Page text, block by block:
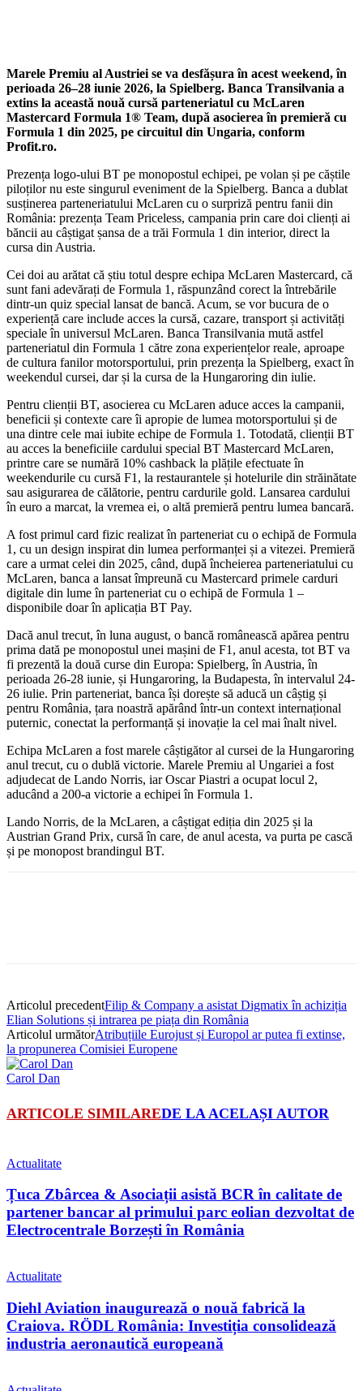
Marele Premiu al Austriei se va desfășura în acest weekend, în
perioada 26–28 iunie 2026, la Spielberg. Banca Transilvania a
extins la această nouă cursă parteneriatul cu McLaren
Mastercard Formula 1® Team, după asocierea în premieră cu
Formula 1 din 2025, pe circuitul din Ungaria, conform
Profit.ro.
Prezența logo-ului BT pe monopostul echipei, pe volan și pe căștile
piloților nu este singurul eveniment de la Spielberg. Banca a dublat
susținerea parteneriatului McLaren cu o surpriză pentru fanii din
România: prezența Team Priceless, campania prin care doi clienți ai
băncii au câștigat șansa de a trăi Formula 1 din interior, direct la
cursa din Austria.
Cei doi au arătat că știu totul despre echipa McLaren Mastercard, că
sunt fani adevărați de Formula 1, răspunzând corect la întrebările
dintr-un quiz special lansat de bancă. Acum, se vor bucura de o
experiență care include acces la cursă, cazare, transport și activități
speciale în universul McLaren. Banca Transilvania mută astfel
parteneriatul din Formula 1 către zona experiențelor reale, aproape
de cultura fanilor motorsportului, prin prezența la Spielberg, exact în
weekendul cursei, dar și la cursa de la Hungaroring din iulie.
Pentru clienții BT, asocierea cu McLaren aduce acces la campanii,
beneficii și contexte care îi apropie de lumea motorsportului și de
una dintre cele mai iubite echipe de Formula 1. Totodată, clienții BT
au acces la beneficiile cardului special BT Mastercard McLaren,
printre care se numără 10% cashback la plățile efectuate în
weekendurile cu cursă F1, la restaurantele și hotelurile din străinătate
sau asigurarea de călătorie, pentru cardurile gold. Lansarea cardului
în euro a marcat, la vremea ei, o altă premieră pentru lumea bancară.
A fost primul card fizic realizat în parteneriat cu o echipă de Formula
1, cu un design inspirat din lumea performanței și a vitezei. Premieră
care a urmat celei din 2025, când, după încheierea parteneriatului cu
McLaren, banca a lansat împreună cu Mastercard primele carduri
digitale din lume în parteneriat cu o echipă de Formula 1 –
disponibile doar în aplicația BT Pay.
Dacă anul trecut, în luna august, o bancă românească apărea pentru
prima dată pe monopostul unei mașini de F1, anul acesta, tot BT va
fi prezentă la două curse din Europa: Spielberg, în Austria, în
perioada 26-28 iunie, și Hungaroring, la Budapesta, în intervalul 24-
26 iulie. Prin parteneriat, banca își dorește să aducă un câștig și
pentru România, țara noastră apărând într-un context internațional
puternic, conectat la performanță și inovație la cel mai înalt nivel.
Echipa McLaren a fost marele câștigător al cursei de la Hungaroring
anul trecut, cu o dublă victorie. Marele Premiu al Ungariei a fost
adjudecat de Lando Norris, iar Oscar Piastri a ocupat locul 2,
aducând a 200-a victorie a echipei în Formula 1.
Lando Norris, de la McLaren, a câștigat ediția din 2025 și la
Austrian Grand Prix, cursă în care, de anul acesta, va purta pe cască
și pe monopost brandingul BT.
Articolul precedentFilip & Company a asistat Digmatix în achiziția
Elian Solutions și intrarea pe piața din România
Articolul următorAtribuțiile Eurojust și Europol ar putea fi extinse,
la propunerea Comisiei Europene
Carol Dan
ARTICOLE SIMILAREDE LA ACELAȘI AUTOR
Actualitate
Țuca Zbârcea & Asociații asistă BCR în calitate de
partener bancar al primului parc eolian dezvoltat de
Electrocentrale Borzești în România
Actualitate
Diehl Aviation inaugurează o nouă fabrică la
Craiova. RÖDL România: Investiția consolidează
industria aeronautică europeană